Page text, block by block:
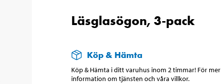
Läsglasögon, 3-pack
Köp & Hämta
Köp & Hämta i ditt varuhus inom 2 timmar! För mer
information om tjänsten och våra villkor.